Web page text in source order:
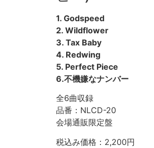
1. Godspeed
2. Wildflower
3. Tax Baby
4. Redwing
5. Perfect Piece
6.不機嫌なナンバー
全6曲収録
品番：NLCD-20
会場通販限定盤
税込み価格：2,200円